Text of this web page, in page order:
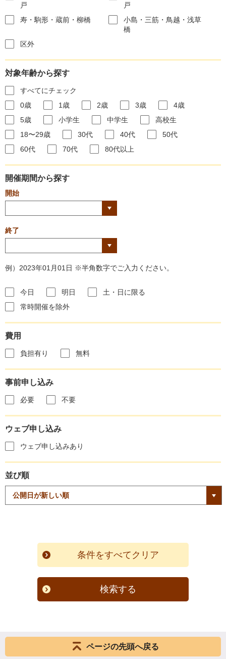
戸
戸
寿・駒形・蔵前・柳橋
小島・三筋・鳥越・浅草
橋
区外
対象年齢から探す
すべてにチェック
0歳
1歳 2歳 3歳
4歳
5歳
小学生 中学生
高校生
18〜29歳
30代 40代
50代
60代
70代 80代以上
開催期間から探す
開始
終了
例）2023年01月01日 ※半角数字でご入力ください。
今日 明日
土・日に限る
常時開催を除外
費用
負担有り 無料
事前申し込み
必要 不要
ウェブ申し込み
ウェブ申し込みあり
並び順
検索する
ページの先頭へ戻る